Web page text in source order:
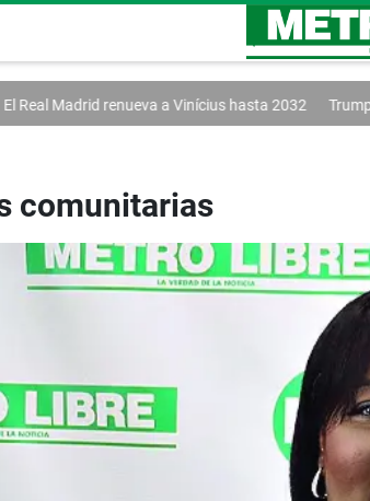
a Vinícius hasta 2032 Trump desmiente
comunitarias